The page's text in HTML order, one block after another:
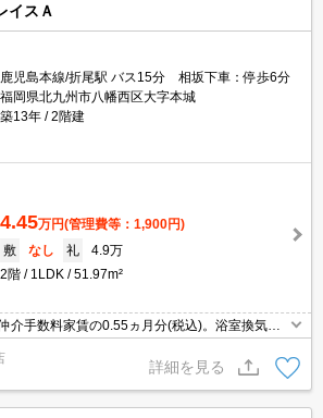
イスＡ
鹿児島本線/折尾駅 バス15分 相坂下車：停歩6分
福岡県北九州市八幡西区大字本城
築13年
2階建
4.45万円(管理費等：1,900円)
敷
なし 礼
4.9万
2階
1LDK 51.97m²
介手数料家賃の0.55ヵ月分(税込)。浴室換気乾
面式。エアコン1基付き。TVインターホン付
ワー付独立洗面台。
詳細を見る